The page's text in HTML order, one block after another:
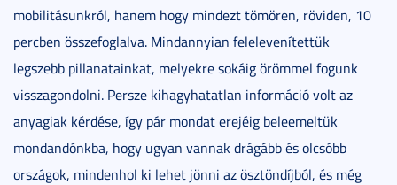
mobilitásunkról, hanem hogy mindezt tömören, röviden, 10
percben összefoglalva. Mindannyian felelevenítettük
legszebb pillanatainkat, melyekre sokáig örömmel fogunk
visszagondolni. Persze kihagyhatatlan információ volt az
anyagiak kérdése, így pár mondat erejéig beleemeltük
mondandónkba, hogy ugyan vannak drágább és olcsóbb
országok, mindenhol ki lehet jönni az ösztöndíjból, és még